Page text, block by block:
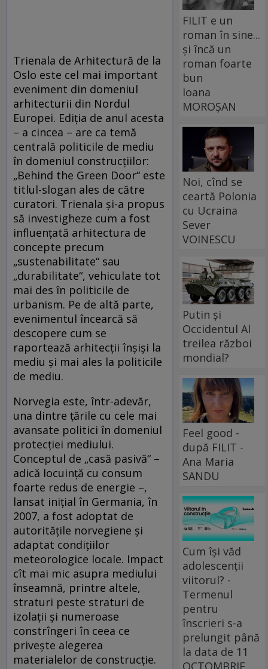
Trienala de Arhitectură de la
Oslo este cel mai important
eveniment din domeniul
arhitecturii din Nordul
Europei. Ediţia de anul acesta
– a cincea – are ca temă
centrală politicile de mediu
în domeniul construcţiilor:
„Behind the Green Door“ este
titlul-slogan ales de către
curatori. Trienala şi-a propus
să investigheze cum a fost
influenţată arhitectura de
concepte precum
„sustenabilitate“ sau
„durabilitate“, vehiculate tot
mai des în politicile de
urbanism. Pe de altă parte,
evenimentul încearcă să
descopere cum se
raportează arhitecţii înşişi la
mediu şi mai ales la politicile
de mediu.
Norvegia este, într-adevăr,
una dintre ţările cu cele mai
avansate politici în domeniul
protecţiei mediului.
Conceptul de „casă pasivă“ –
adică locuinţă cu consum
foarte redus de energie –,
lansat iniţial în Germania, în
2007, a fost adoptat de
autorităţile norvegiene şi
adaptat condiţiilor
meteorologice locale. Impact
cît mai mic asupra mediului
înseamnă, printre altele,
straturi peste straturi de
izolaţii şi numeroase
constrîngeri în ceea ce
priveşte alegerea
materialelor de construcţie.
FILIT e un
roman în sine...
și încă un
roman foarte
bun
Ioana
MOROȘAN
Noi, cînd se
ceartă Polonia
cu Ucraina
Sever
VOINESCU
Putin și
Occidentul Al
treilea război
mondial?
Feel good -
după FILIT -
Ana Maria
SANDU
Cum își văd
adolescenții
viitorul? -
Termenul
pentru
înscrieri s-a
prelungit până
la data de 11
OCTOMBRIE